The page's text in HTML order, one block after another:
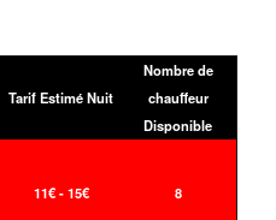
Tarif Estimé Nuit
Nombre de
chauffeur
Disponible
11€ - 15€ 8